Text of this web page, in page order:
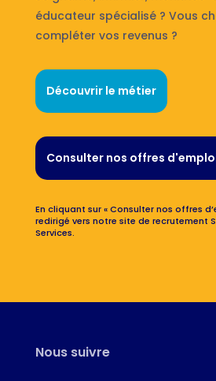
éducateur spécialisé ? Vous
compléter vos revenus ?
Découvrir le métier
Consulter nos offres
En cliquant sur « Consulter nos offres
redirigé vers notre site de recrutement
Services.
Nous suivre